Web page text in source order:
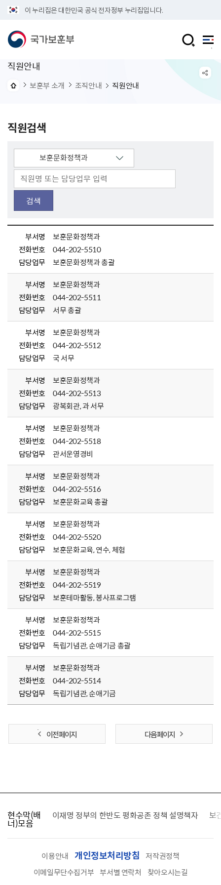
이 누리집은 대한민국 공식 전자정부 누리집입니다.
직원안내
보훈부 소개 조직안내 직원안내
직원검색
검색
부서명
보훈문화정책과
전화번호
044-202-5510
담당업무
보훈문화정책과 총괄
부서명
보훈문화정책과
전화번호
044-202-5511
담당업무
서무 총괄
부서명
보훈문화정책과
전화번호
044-202-5512
담당업무
국 서무
부서명
보훈문화정책과
전화번호
044-202-5513
담당업무
광복회관, 과 서무
부서명
보훈문화정책과
전화번호
044-202-5518
담당업무
관서운영경비
부서명
보훈문화정책과
전화번호
044-202-5516
담당업무
보훈문화교육 총괄
부서명
보훈문화정책과
전화번호
044-202-5520
담당업무
보훈문화교육, 연수, 체험
부서명
보훈문화정책과
전화번호
044-202-5519
담당업무
보훈테마활동, 봉사프로그램
부서명
보훈문화정책과
전화번호
044-202-5515
담당업무
독립기념관, 순애기금 총괄
부서명
보훈문화정책과
전화번호
044-202-5514
담당업무
독립기념관, 순애기금
이전 페이지 다음 페이지
현수막(배
너)모음
찾습니다 이재명 정부의 한반도 평화공존 정책 설명책자 보
이용안내 개인정보처리방침
저작권정책
이메일무단수집거부 부서별 연락처 찾아오시는길